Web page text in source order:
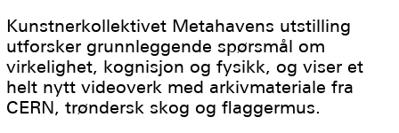
Kunstnerkollektivet Metahavens utstilling
utforsker grunnleggende spørsmål om
virkelighet, kognisjon og fysikk, og viser et
helt nytt videoverk med arkivmateriale fra
CERN, trøndersk skog og flaggermus.